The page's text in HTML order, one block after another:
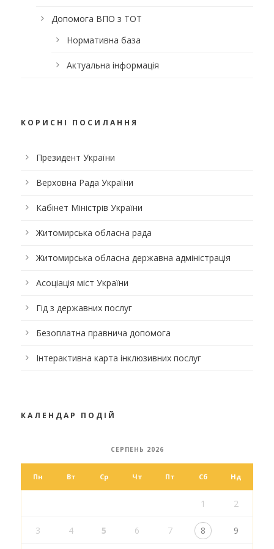
Допомога ВПО з ТОТ
Нормативна база
Актуальна інформація
КОРИСНІ ПОСИЛАННЯ
Президент України
Верховна Рада України
Кабінет Міністрів України
Житомирська обласна рада
Житомирська обласна державна адміністрація
Асоціація міст України
Гід з державних послуг
Безоплатна правнича допомога
Інтерактивна карта інклюзивних послуг
КАЛЕНДАР ПОДІЙ
СЕРПЕНЬ 2026
Пн Вт Ср Чт Пт Сб Нд
1 2
3 4 5 6 7 8 9